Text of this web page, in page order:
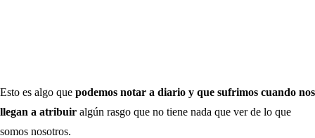
Esto es algo que podemos notar a diario y que sufrimos cuando nos
llegan a atribuir algún rasgo que no tiene nada que ver de lo que
somos nosotros.